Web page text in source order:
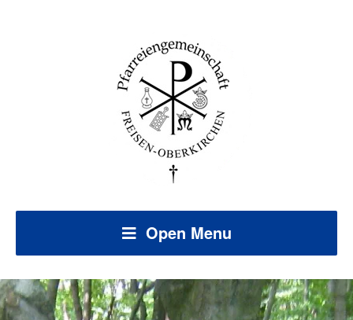
Open Menu